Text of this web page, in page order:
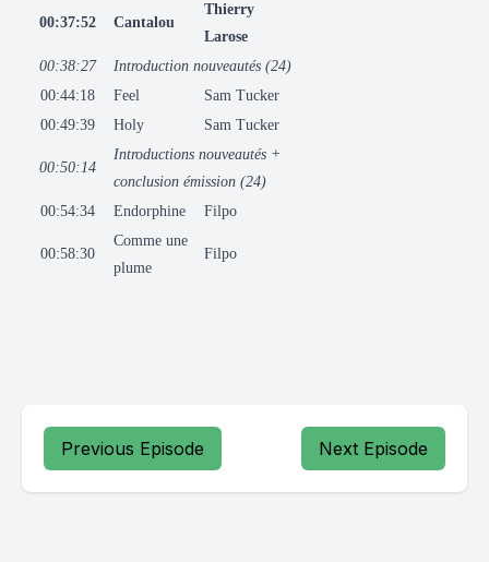
00:37:52 Cantalou
Thierry
Larose
00:38:27
Introduction nouveautés (24)
00:44:18
Feel
Sam Tucker
00:49:39
Holy Sam Tucker
00:50:14
Introductions nouveautés +
conclusion émission (24)
00:54:34
Endorphine Filpo
00:58:30
Comme une
plume
Filpo
Previous Episode Next Episode